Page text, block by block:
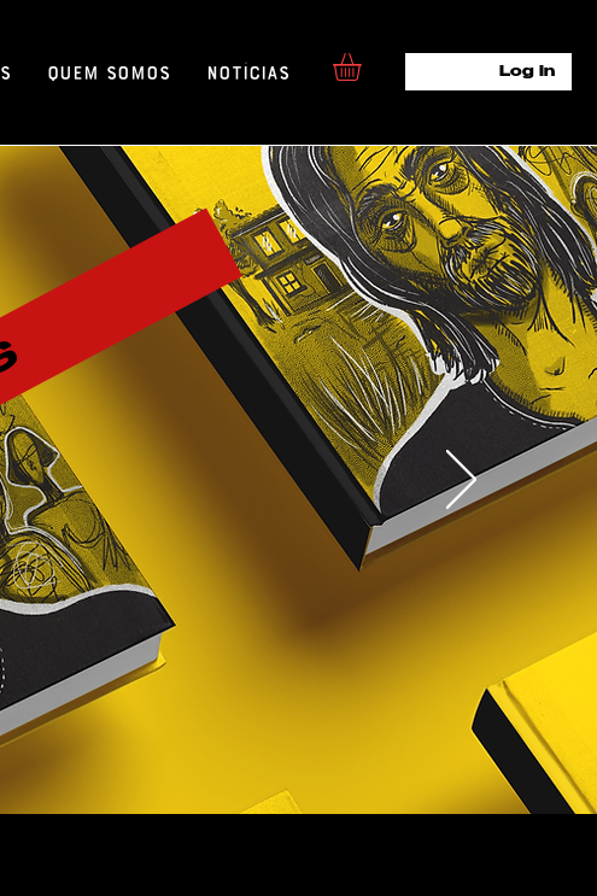
Quem Somos Notícias Log In